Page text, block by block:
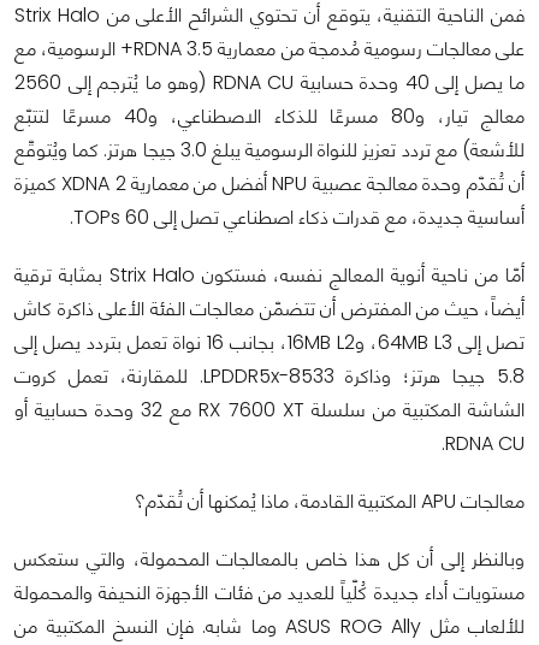
فمن الناحية التقنية، يتوقع أن تحتوي الشرائح الأعلى من Strix Halo
على معالجات رسومية مُدمجة من معمارية RDNA 3.5+ الرسومية، مع
ما يصل إلى 40 وحدة حسابية RDNA CU (وهو ما يُترجم إلى 2560
معالج تيار، و80 مسرعًا للذكاء الاصطناعي، و40 مسرعًا لتتبّع
للأشعة) مع تردد تعزيز للنواة الرسومية يبلغ 3.0 جيجا هرتز. كما ويُتوقّع
أن تُقدّم وحدة معالجة عصبية NPU أفضل من معمارية XDNA 2 كميزة
أساسية جديدة، مع قدرات ذكاء اصطناعي تصل إلى 60 TOPs.
أمّا من ناحية أنوية المعالج نفسه، فستكون Strix Halo بمثابة ترقية
أيضاً، حيث من المفترض أن تتضمّن معالجات الفئة الأعلى ذاكرة كاش
تصل إلى 64MB L3، و16MB L2، بجانب 16 نواة تعمل بتردد يصل إلى
5.8 جيجا هرتز؛ وذاكرة LPDDR5x-8533. للمقارنة، تعمل كروت
الشاشة المكتبية من سلسلة RX 7600 XT مع 32 وحدة حسابية أو
RDNA CU.
معالجات APU المكتبية القادمة، ماذا يُمكنها أن تُقدّم؟
وبالنظر إلى أن كل هذا خاص بالمعالجات المحمولة، والتي ستعكس
مستويات أداء جديدة كُلّياً للعديد من فئات الأجهزة النحيفة والمحمولة
للألعاب مثل ASUS ROG Ally وما شابه. فإن النسخ المكتبية من